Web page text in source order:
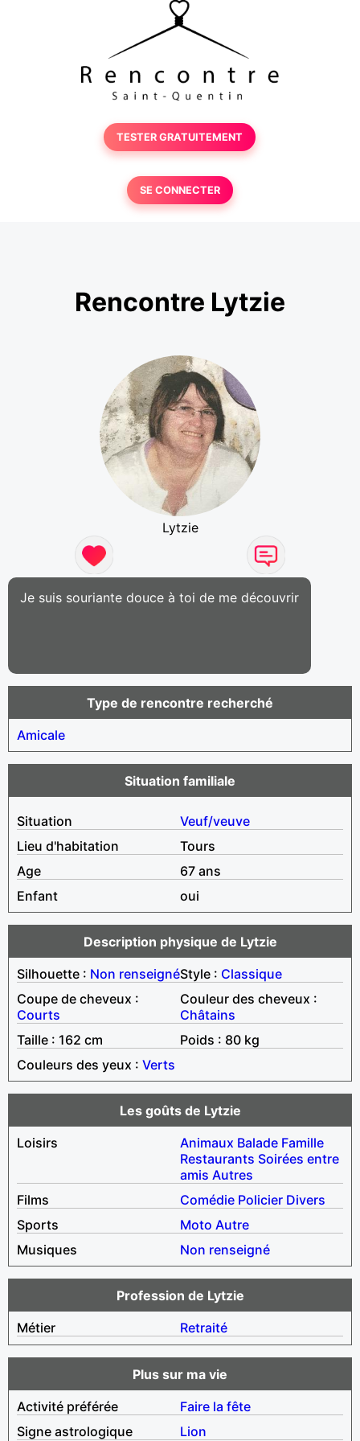
TESTER GRATUITEMENT
SE CONNECTER
Rencontre Lytzie
Lytzie
Je suis souriante douce à toi de me découvrir
Type de rencontre recherché
Amicale
Situation familiale
Situation
Veuf/veuve
Lieu d'habitation
Tours
Age
67 ans
Enfant
oui
Description physique de Lytzie
Silhouette : Non renseignéStyle : Classique
Coupe de cheveux :
Courts
Couleur des cheveux :
Châtains
Taille : 162 cm
Poids : 80 kg
Couleurs des yeux : Verts
Les goûts de Lytzie
Loisirs
Animaux Balade Famille
Restaurants Soirées entre
amis Autres
Films
Comédie Policier Divers
Sports
Moto Autre
Musiques
Non renseigné
Profession de Lytzie
Métier
Retraité
Plus sur ma vie
Activité préférée
Faire la fête
Signe astrologique
Lion